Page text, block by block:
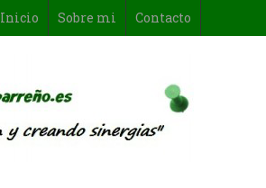
Inicio Sobre mi Contacto